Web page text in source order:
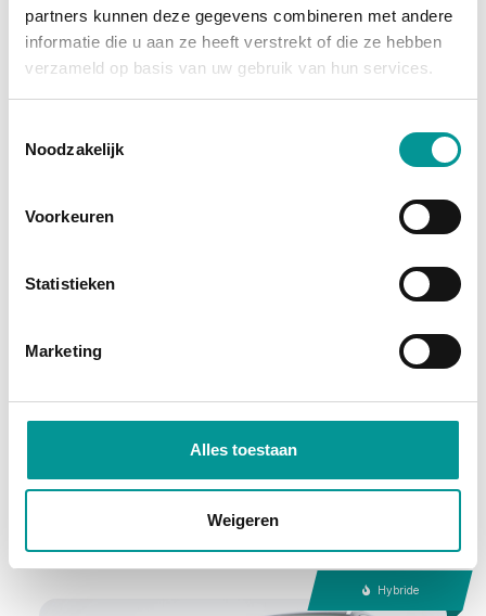
partners kunnen deze gegevens combineren met andere
informatie die u aan ze heeft verstrekt of die ze hebben
verzameld op basis van uw gebruik van hun services.
Noodzakelijk
Voorkeuren
Statistieken
Marketing
Alles toestaan
Weigeren
Hybride
Automaat - 112107km - 2023
Hybride